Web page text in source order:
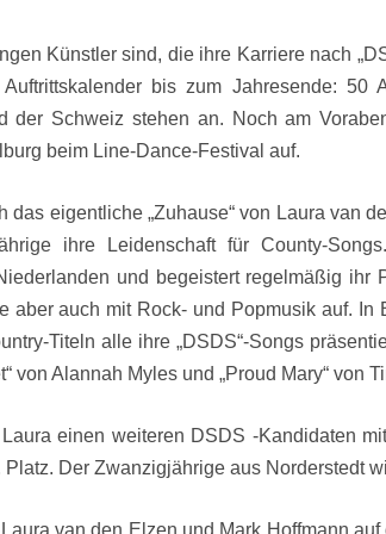
Künstler sind, die ihre Karriere nach
bis zum Jahresende: 50
der Schweiz stehen an. Noch am
beim Line-Dance-Festival auf.
das eigentliche „Zuhause“ von Laura van
ihre Leidenschaft für County-
und begeistert regelmäßig ihr
aber auch mit Rock- und Popmusik auf.
Titeln alle ihre „DSDS“-Songs
von Alannah Myles und „Proud Mary“ von
einen weiteren DSDS -Kandidaten
Der Zwanzigjährige aus Norderstedt
van den Elzen und Mark Hoffmann